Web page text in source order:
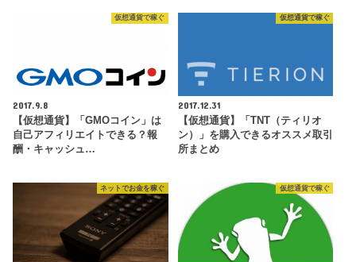
仮想通貨で稼ぐ
2017.9.8
【仮想通貨】「GMOコイン」は
自己アフィリエイトできる？報
酬・キャッシュ…
仮想通貨で稼ぐ
2017.12.31
【仮想通貨】「TNT（ティリオ
ン）」を購入できるオススメ取引
所まとめ
ネットでお金を稼ぐ 仮想通貨で稼ぐ